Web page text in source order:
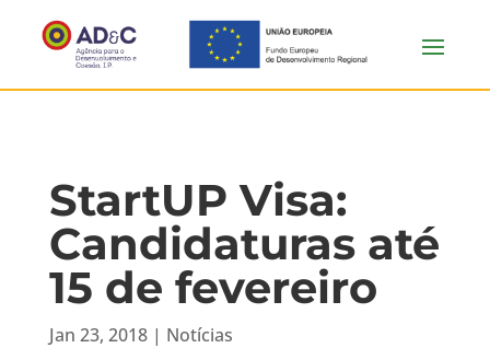
StartUP Visa:
Candidaturas até
15 de fevereiro
Jan 23, 2018| Notícias